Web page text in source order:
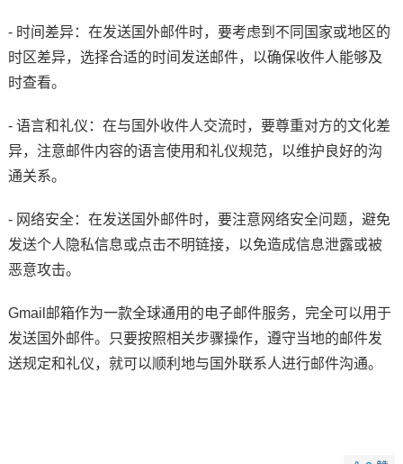
- 时间差异：在发送国外邮件时，要考虑到不同国家或地区的
时区差异，选择合适的时间发送邮件，以确保收件人能够及
时查看。
- 语言和礼仪：在与国外收件人交流时，要尊重对方的文化差
异，注意邮件内容的语言使用和礼仪规范，以维护良好的沟
通关系。
- 网络安全：在发送国外邮件时，要注意网络安全问题，避免
发送个人隐私信息或点击不明链接，以免造成信息泄露或被
恶意攻击。
Gmail邮箱作为一款全球通用的电子邮件服务，完全可以用于
发送国外邮件。只要按照相关步骤操作，遵守当地的邮件发
送规定和礼仪，就可以顺利地与国外联系人进行邮件沟通。